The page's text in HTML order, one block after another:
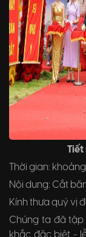
Thời gian:
Nội dung: Cắt
Kính thưa quý vị
Chúng ta đã